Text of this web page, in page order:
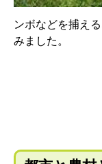
ンボなどを捕え
みました。